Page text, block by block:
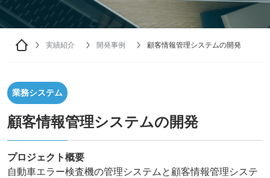
実績紹介 開発事例 顧客情報管理システムの開発
業務システム
顧客情報管理システムの開発
プロジェクト概要
自動車エラー検査機の管理システムと顧客情報管理システ